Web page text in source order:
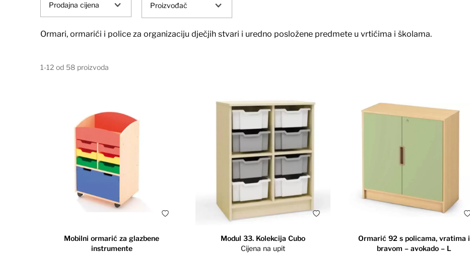
Prodajna cijena Proizvođač
Ormari, ormarići i police za organizaciju dječjih stvari i uredno posložene predmete u vrtićima i školama.
1-12 od 58 proizvoda
Mobilni ormarić za glazbene
instrumente
Modul 33. Kolekcija Cubo
Cijena na upit
Ormarić 92 s policama, vratima i
bravom – avokado – L